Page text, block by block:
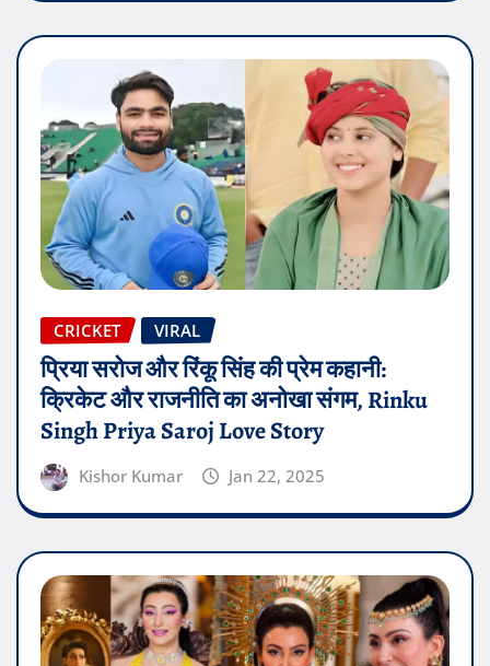
CRICKET VIRAL
प्रिया सरोज और रिंकू सिंह की प्रेम कहानी:
क्रिकेट और राजनीति का अनोखा संगम, Rinku
Singh Priya Saroj Love Story
Kishor Kumar Jan 22, 2025